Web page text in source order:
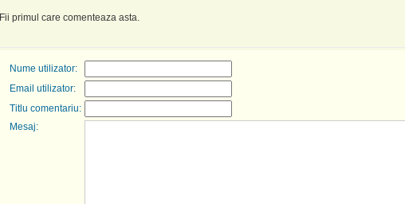
Fii primul care comenteaza asta.
Nume utilizator:
Email utilizator:
Titlu comentariu:
Mesaj: